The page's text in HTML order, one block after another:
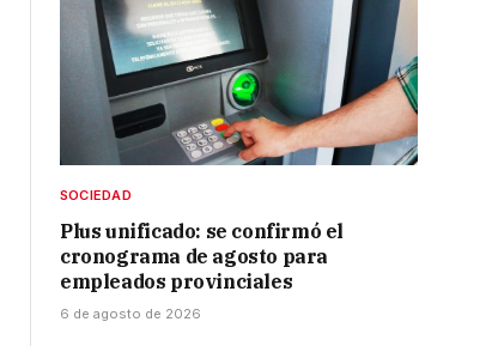
SOCIEDAD
Plus unificado: se confirmó el
cronograma de agosto para
empleados provinciales
6 de agosto de 2026